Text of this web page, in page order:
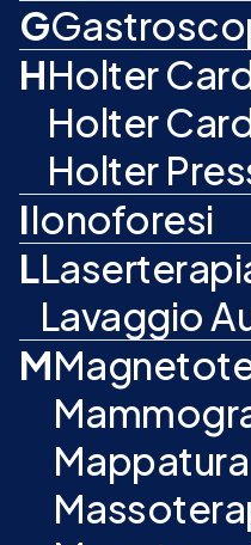
G
HHolter
Holter
Holter
IIonoforesi
L
Lavaggio
M